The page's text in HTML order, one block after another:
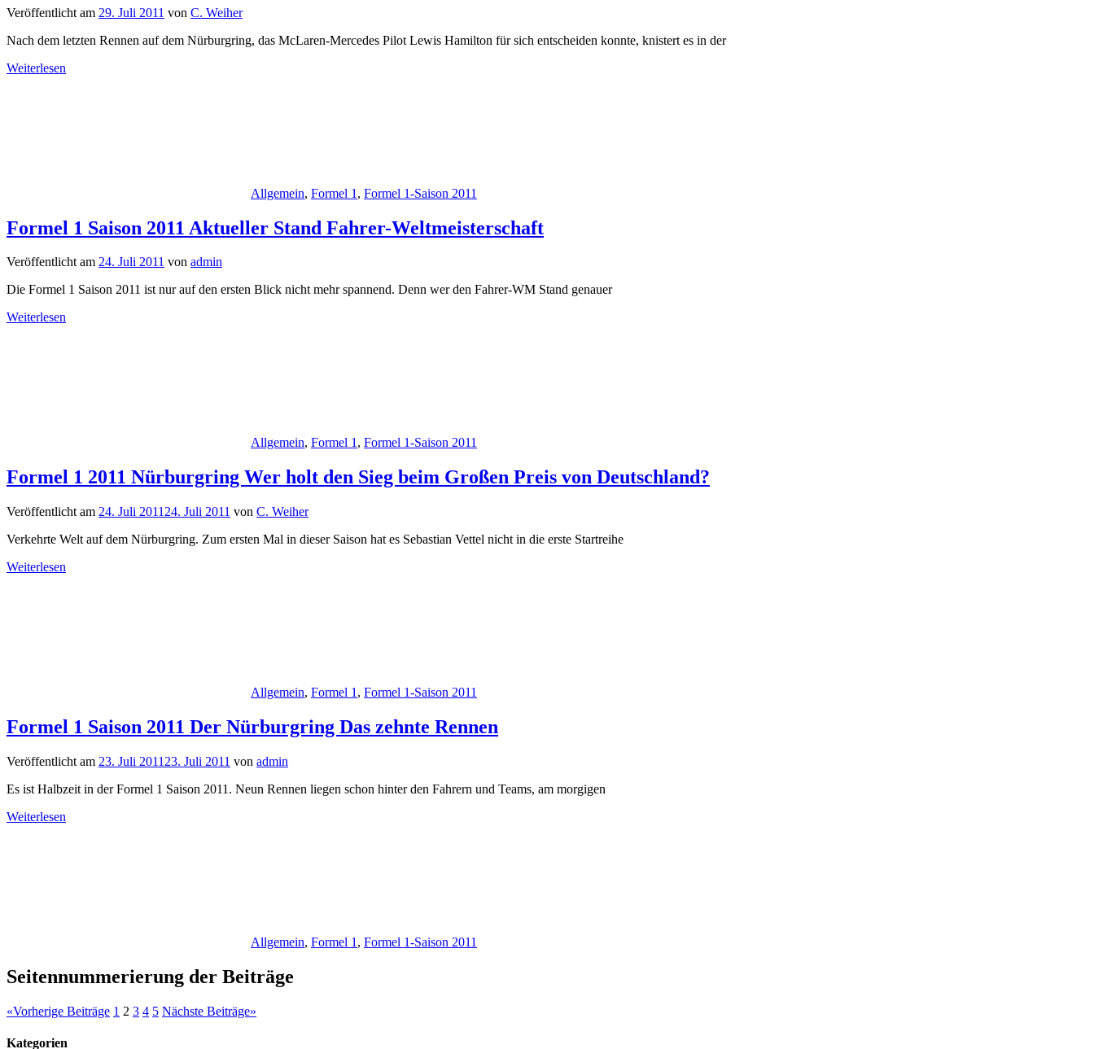
Veröffentlicht am 29. Juli 2011 von C. Weiher
Nach dem letzten Rennen auf dem Nürburgring, das McLaren-Mercedes Pilot Lewis Hamilton für sich entscheiden konnte, knistert es in der
Weiterlesen
Allgemein, Formel 1 , Formel 1-Saison 2011
Formel 1 Saison 2011 Aktueller Stand Fahrer-Weltmeisterschaft
Veröffentlicht am 24. Juli 2011 von admin
Die Formel 1 Saison 2011 ist nur auf den ersten Blick nicht mehr spannend. Denn wer den Fahrer-WM Stand genauer
Weiterlesen
Allgemein, Formel 1, Formel 1-Saison 2011
Formel 1 2011 Nürburgring Wer holt den Sieg beim Großen Preis von Deutschland?
Veröffentlicht am 24. Juli 2011 24. Juli 2011 von C. Weiher
Verkehrte Welt auf dem Nürburgring. Zum ersten Mal in dieser Saison hat es Sebastian Vettel nicht in die erste Startreihe
Weiterlesen
Allgemein, Formel 1 , Formel 1-Saison 2011
Formel 1 Saison 2011 Der Nürburgring Das zehnte Rennen
Veröffentlicht am 23. Juli 2011 23. Juli 2011 von admin
Es ist Halbzeit in der Formel 1 Saison 2011. Neun Rennen liegen schon hinter den Fahrern und Teams, am morgigen
Weiterlesen
Allgemein, Formel 1 , Formel 1-Saison 2011
Seitennummerierung der Beiträge
«Vorherige Beiträge 1 2 3 4 5 Nächste Beiträge»
Kategorien